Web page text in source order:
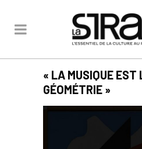
« LA MUSIQUE EST
GÉOMÉTRIE »